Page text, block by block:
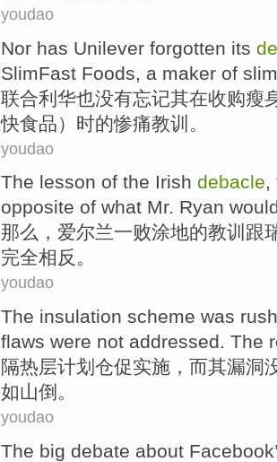
youdao
Nor has Unilever forgotten its
SlimFast Foods, a maker of
联合利华也没有忘记其在收购瘦
快食品）时的惨痛教训。
youdao
The lesson of the Irish debacle,
opposite of what Mr. Ryan
那么 ， 爱尔兰一败涂地的教训 跟
完全相反 。
youdao
The insulation scheme was
flaws were not addressed. The
隔热层计划 仓促实施 ，而其漏洞
如山倒 。
youdao
The big debate about Facebook